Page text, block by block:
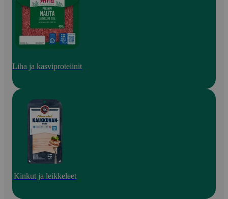
Liha ja kasviproteiinit
Kinkut ja leikkeleet